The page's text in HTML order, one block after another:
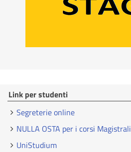
Link per studenti
Segreterie online
NULLA OSTA per i corsi Magistrali
UniStudium